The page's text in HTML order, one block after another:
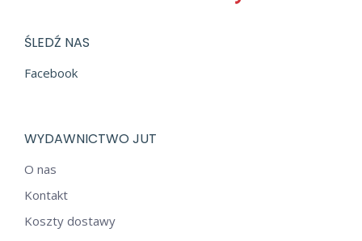
ŚLEDŹ NAS
Facebook
WYDAWNICTWO JUT
O nas
Kontakt
Koszty dostawy